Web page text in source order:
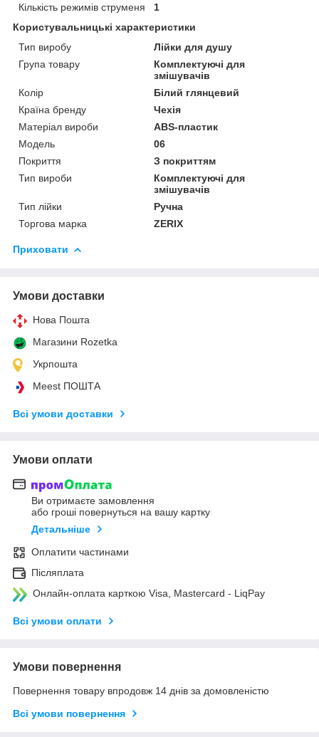
Кількість режимів струменя
1
Користувальницькі характеристики
Тип виробу
Лійки для душу
Група товару
Комплектуючі для
змішувачів
Колір
Білий глянцевий
Країна бренду
Чехія
Матеріал вироби
ABS-пластик
Мoдель
06
Покриття
З покриттям
Тип вироби
Комплектуючі для
змішувачів
Тип лійки
Ручна
Торгова марка
ZERIX
Приховати
Умови доставки
Нова Пошта
Магазини Rozetka
Укрпошта
Meest ПОШТА
Всі умови доставки
Умови оплати
Ви отримаєте замовлення
або гроші повернуться на вашу картку
Детальніше
Оплатити частинами
Післяплата
Онлайн-оплата карткою Visa, Mastercard - LiqPay
Всі умови оплати
Умови повернення
Повернення товару впродовж 14 днів за домовленістю
Всі умови повернення